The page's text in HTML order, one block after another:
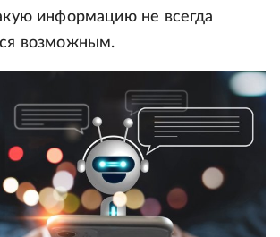
информацию не всегда
возможным.